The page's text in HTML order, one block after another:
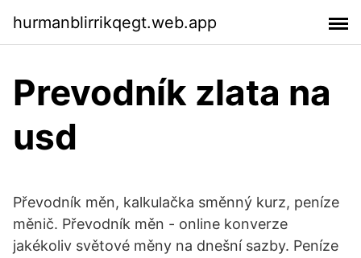
hurmanblirrikqegt.web.app
Prevodník zlata na
usd
Převodník měn, kalkulačka směnný kurz, peníze
měnič. Převodník měn - online konverze
jakékoliv světové měny na dnešní sazby. Peníze